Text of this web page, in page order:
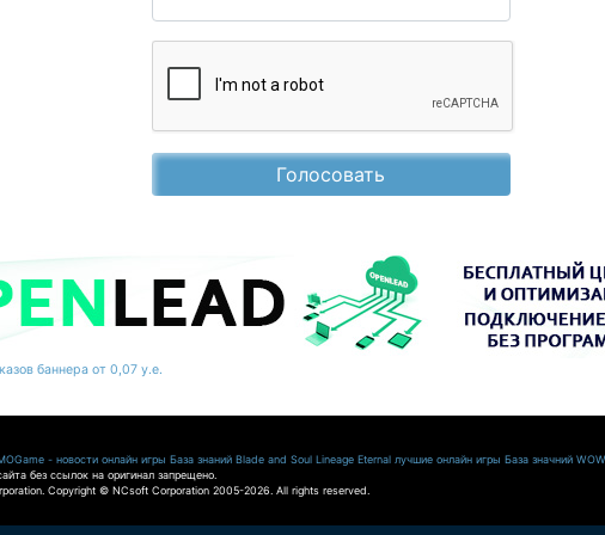
Голосовать
баннера от 0,07 у.е.
- новости онлайн игры База знаний Blade and Soul Lineage Eternal лучшие онлайн игры База значний WOW
без ссылок на оригинал запрещено.
Copyright © NCsoft Corporation 2005-2026. All rights reserved.